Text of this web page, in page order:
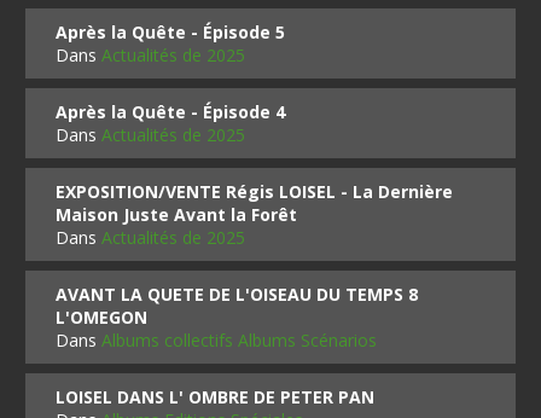
Après la Quête - Épisode 5
DansActualités de 2025
Après la Quête - Épisode 4
DansActualités de 2025
EXPOSITION/VENTE Régis LOISEL - La Dernière
Maison Juste Avant la Forêt
DansActualités de 2025
AVANT LA QUETE DE L'OISEAU DU TEMPS 8
L'OMEGON
DansAlbums collectifs Albums Scénarios
LOISEL DANS L' OMBRE DE PETER PAN